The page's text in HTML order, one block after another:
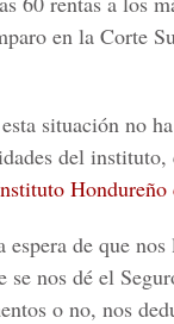
en la Corte
situación no
del
Hondureño
espera de que
se nos dé el
o no, nos